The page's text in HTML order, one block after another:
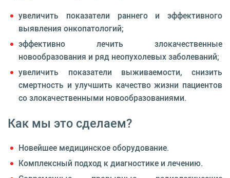
увеличить показатели раннего и эффективного
выявления онкопатологий;
эффективно лечить злокачественные
новообразования и ряд неопухолевых заболеваний;
увеличить показатели выживаемости, снизить
смертность и улучшить качество жизни пациентов
со злокачественными новообразованиями.
Как мы это сделаем?
Новейшее медицинское оборудование.
Комплексный подход к диагностике и лечению.